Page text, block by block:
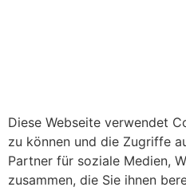
Diese Webseite verwendet
zu können und die Zugriffe
Partner für soziale Medien,
zusammen, die Sie ihnen